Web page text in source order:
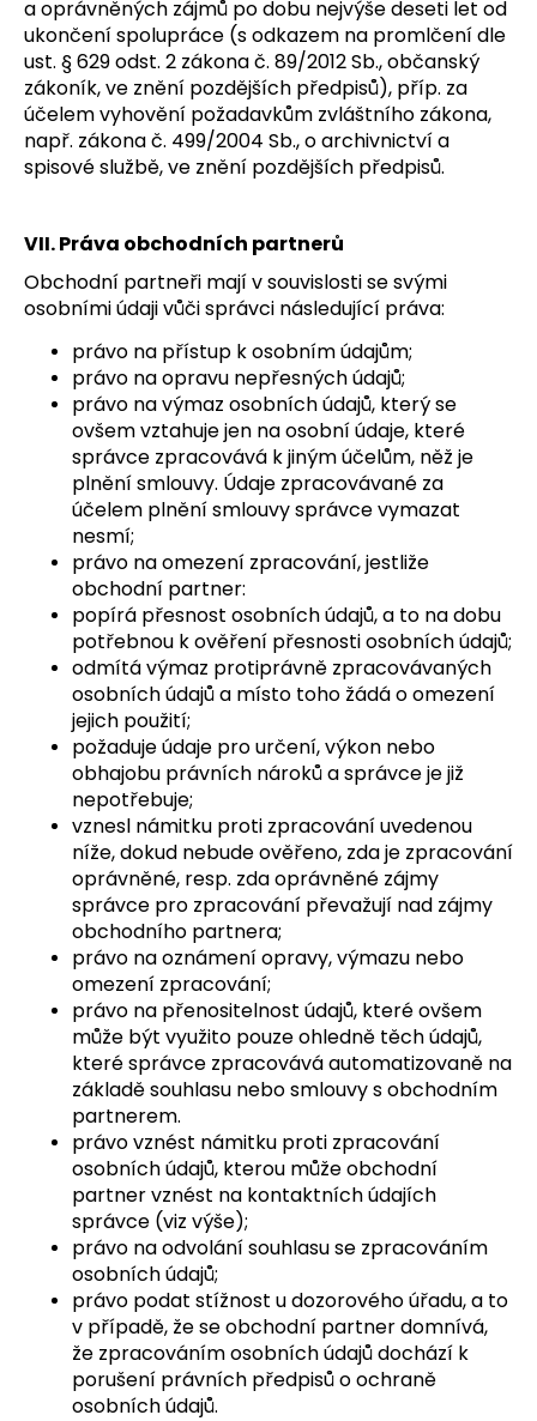
a oprávněných zájmů po dobu nejvýše deseti let od
ukončení spolupráce (s odkazem na promlčení dle
ust. § 629 odst. 2 zákona č. 89/2012 Sb., občanský
zákoník, ve znění pozdějších předpisů), příp. za
účelem vyhovění požadavkům zvláštního zákona,
např. zákona č. 499/2004 Sb., o archivnictví a
spisové službě, ve znění pozdějších předpisů.
VII. Práva obchodních partnerů
Obchodní partneři mají v souvislosti se svými
osobními údaji vůči správci následující práva:
právo na přístup k osobním údajům;
právo na opravu nepřesných údajů;
právo na výmaz osobních údajů, který se
ovšem vztahuje jen na osobní údaje, které
správce zpracovává k jiným účelům, něž je
plnění smlouvy. Údaje zpracovávané za
účelem plnění smlouvy správce vymazat
nesmí;
právo na omezení zpracování, jestliže
obchodní partner:
popírá přesnost osobních údajů, a to na dobu
potřebnou k ověření přesnosti osobních údajů;
odmítá výmaz protiprávně zpracovávaných
osobních údajů a místo toho žádá o omezení
jejich použití;
požaduje údaje pro určení, výkon nebo
obhajobu právních nároků a správce je již
nepotřebuje;
vznesl námitku proti zpracování uvedenou
níže, dokud nebude ověřeno, zda je zpracování
oprávněné, resp. zda oprávněné zájmy
správce pro zpracování převažují nad zájmy
obchodního partnera;
právo na oznámení opravy, výmazu nebo
omezení zpracování;
právo na přenositelnost údajů, které ovšem
může být využito pouze ohledně těch údajů,
které správce zpracovává automatizovaně na
základě souhlasu nebo smlouvy s obchodním
partnerem.
právo vznést námitku proti zpracování
osobních údajů, kterou může obchodní
partner vznést na kontaktních údajích
správce (viz výše);
právo na odvolání souhlasu se zpracováním
osobních údajů;
právo podat stížnost u dozorového úřadu, a to
v případě, že se obchodní partner domnívá,
že zpracováním osobních údajů dochází k
porušení právních předpisů o ochraně
osobních údajů.